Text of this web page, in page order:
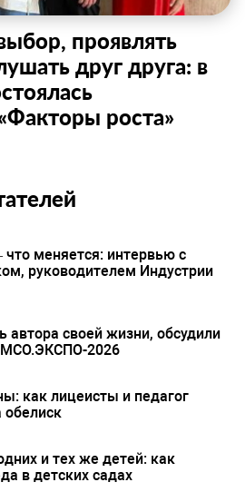
проявлять
друг друга: в
роста»
что меняется: интервью с
руководителем Индустрии
автора своей жизни, обсудили
2026
как лицеисты и педагог
обелиск
и тех же детей: как
в детских садах